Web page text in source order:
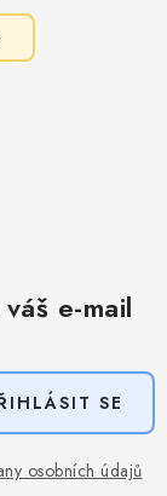
e-mail
osobních údajů
SE